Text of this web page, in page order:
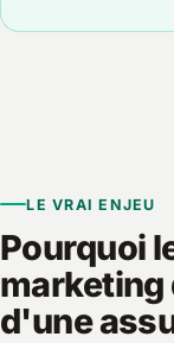
LE VRAI ENJEU
Pourquoi
marketing
d'une